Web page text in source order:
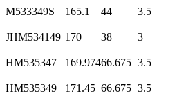
M533349S
165.1 44 3.5
JHM534149 170 38 3
HM535347 169.97466.675 3.5
HM535349 171.45 66.675 3.5